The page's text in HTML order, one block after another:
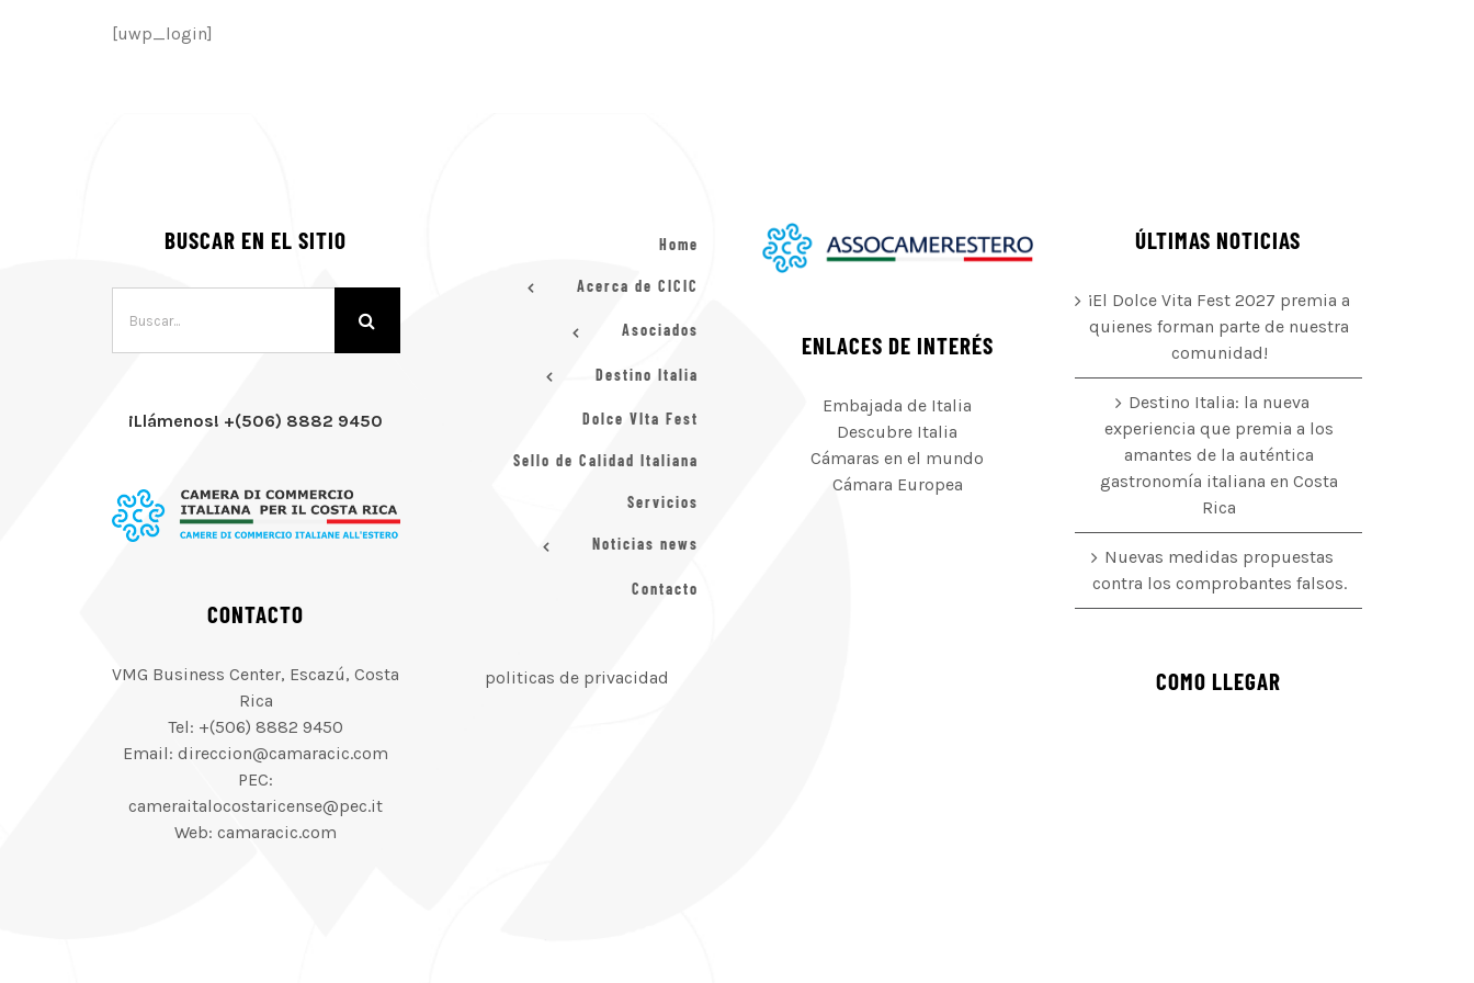
[uwp_login]
BUSCAR EN EL SITIO
¡Llámenos! +(506) 8882 9450
CONTACTO
VMG Business Center, Escazú, Costa
Rica
Tel: +(506) 8882 9450
Email: direccion@camaracic.com
PEC:
cameraitalocostaricense@pec.it
Web: camaracic.com
Home
Acerca de CICIC
Asociados
Destino Italia
Dolce VIta Fest
Sello de Calidad Italiana
Servicios
Noticias news
Contacto
politicas de privacidad
ENLACES DE INTERÉS
Embajada de Italia
Descubre Italia
Cámaras en el mundo
Cámara Europea
ÚLTIMAS NOTICIAS
¡El Dolce Vita Fest 2027 premia a
quienes forman parte de nuestra
comunidad!
Destino Italia: la nueva
experiencia que premia a los
amantes de la auténtica
gastronomía italiana en Costa
Rica
Nuevas medidas propuestas
contra los comprobantes falsos.
COMO LLEGAR